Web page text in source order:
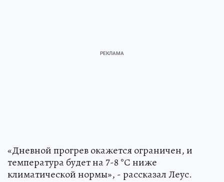
«Дневной прогрев окажется ограничен, и
температура будет на 7-8 °С ниже
климатической нормы», - рассказал Леус.